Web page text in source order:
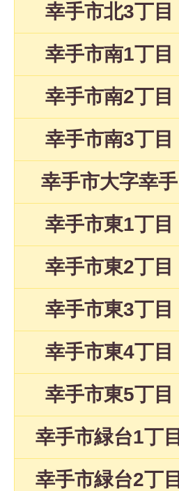
幸手市北3丁目
幸手市南1丁目
幸手市南2丁目
幸手市南3丁目
幸手市大字幸手
幸手市東1丁目
幸手市東2丁目
幸手市東3丁目
幸手市東4丁目
幸手市東5丁目
幸手市緑台1丁目
幸手市緑台2丁目